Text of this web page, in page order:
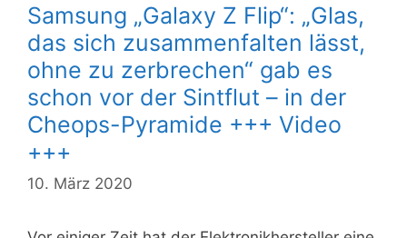
Samsung „Galaxy Z Flip“: „Glas,
das sich zusammenfalten lässt,
ohne zu zerbrechen“ gab es
schon vor der Sintflut – in der
Cheops-Pyramide +++ Video
+++
10. März 2020